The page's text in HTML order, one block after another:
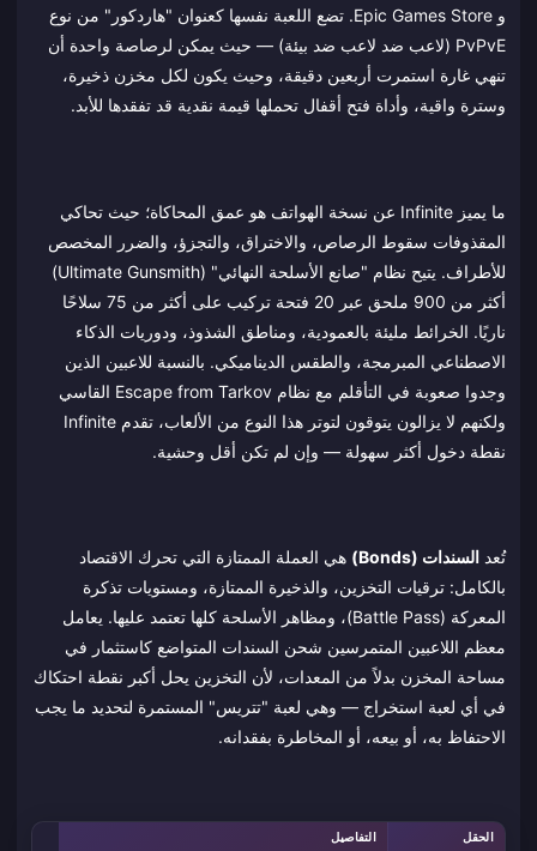
و Epic Games Store. تضع اللعبة نفسها كعنوان "هاردكور" من نوع
PvPvE (لاعب ضد لاعب ضد بيئة) — حيث يمكن لرصاصة واحدة أن
تنهي غارة استمرت أربعين دقيقة، وحيث يكون لكل مخزن ذخيرة،
وسترة واقية، وأداة فتح أقفال تحملها قيمة نقدية قد تفقدها للأبد.
ما يميز Infinite عن نسخة الهواتف هو عمق المحاكاة؛ حيث تحاكي
المقذوفات سقوط الرصاص، والاختراق، والتجزؤ، والضرر المخصص
للأطراف. يتيح نظام "صانع الأسلحة النهائي" (Ultimate Gunsmith)
أكثر من 900 ملحق عبر 20 فتحة تركيب على أكثر من 75 سلاحًا
ناريًا. الخرائط مليئة بالعمودية، ومناطق الشذوذ، ودوريات الذكاء
الاصطناعي المبرمجة، والطقس الديناميكي. بالنسبة للاعبين الذين
وجدوا صعوبة في التأقلم مع نظام Escape from Tarkov القاسي
ولكنهم لا يزالون يتوقون لتوتر هذا النوع من الألعاب، تقدم Infinite
نقطة دخول أكثر سهولة — وإن لم تكن أقل وحشية.
تُعد السندات (Bonds)
هي العملة الممتازة التي تحرك الاقتصاد
بالكامل: ترقيات التخزين، والذخيرة الممتازة، ومستويات تذكرة
المعركة (Battle Pass)، ومظاهر الأسلحة كلها تعتمد عليها. يعامل
معظم اللاعبين المتمرسين شحن السندات المتواضع كاستثمار في
مساحة المخزن بدلاً من المعدات، لأن التخزين يحل أكبر نقطة احتكاك
في أي لعبة استخراج — وهي لعبة "تتريس" المستمرة لتحديد ما يجب
الاحتفاظ به، أو بيعه، أو المخاطرة بفقدانه.
الحقل التفاصيل